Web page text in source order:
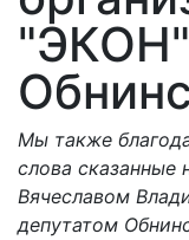
"ЭКОН"
Мы также
слова сказанные
Вячеславом
депутатом